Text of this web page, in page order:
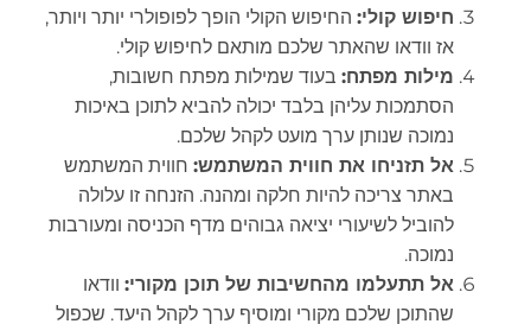
חיפוש קולי: החיפוש הקולי הופך לפופולרי יותר ויותר,
אז וודאו שהאתר שלכם מותאם לחיפוש קולי.
מילות מפתח: בעוד שמילות מפתח חשובות,
הסתמכות עליהן בלבד יכולה להביא לתוכן באיכות
נמוכה שנותן ערך מועט לקהל שלכם.
אל תזניחו את חווית המשתמש: חווית המשתמש
באתר צריכה להיות חלקה ומהנה. הזנחה זו עלולה
להוביל לשיעורי יציאה גבוהים מדף הכניסה ומעורבות
נמוכה.
אל תתעלמו מהחשיבות של תוכן מקורי: וודאו
שהתוכן שלכם מקורי ומוסיף ערך לקהל היעד. שכפול